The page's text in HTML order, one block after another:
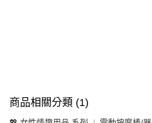
商品相關分類 (1)